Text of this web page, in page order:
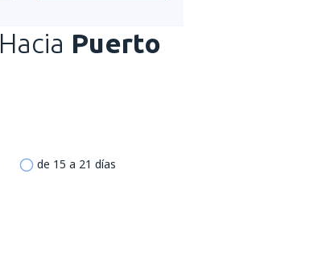
Hacia Puerto
de 15 a 21 días